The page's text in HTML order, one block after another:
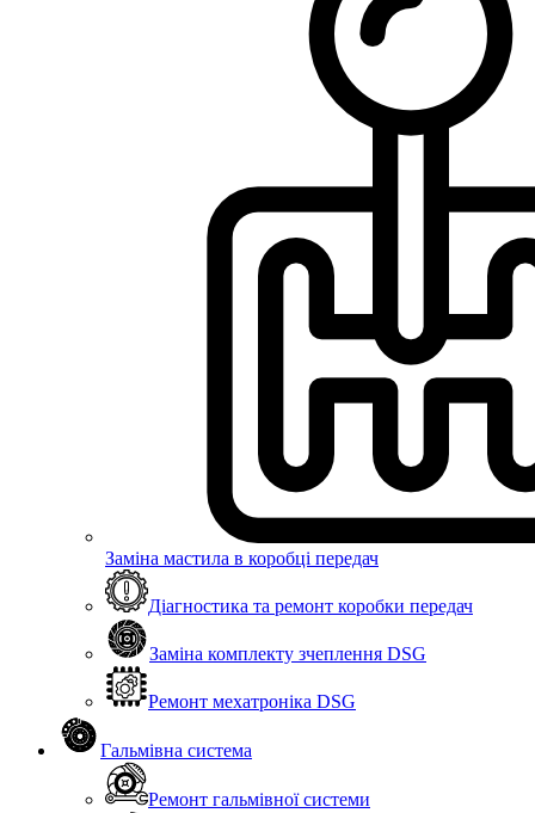
Заміна мастила в коробці передач
Діагностика та ремонт коробки передач
Заміна комплекту зчеплення DSG
Ремонт мехатроніка DSG
Гальмівна система
Ремонт гальмівної системи